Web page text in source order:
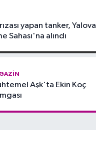
yapan tanker, Yalova
Sahası'na alındı
Aşk'ta Ekin Koç